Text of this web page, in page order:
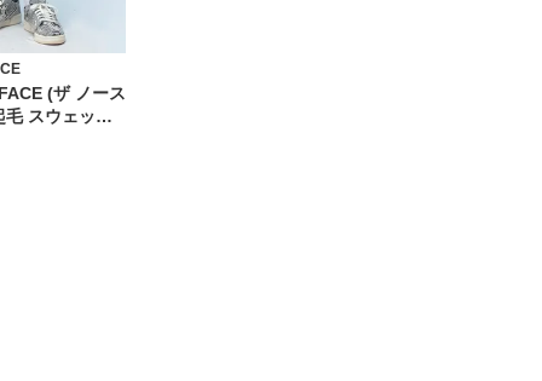
(ザ ノース
スウェット